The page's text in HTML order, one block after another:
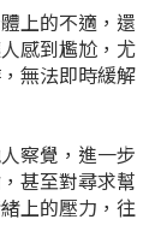
上的不適，還
感到尷尬，尤
無法即時緩解
察覺，進一步
甚至對尋求幫
上的壓力，往